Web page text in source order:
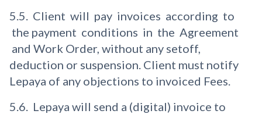
5.5. Client will pay invoices according to
the payment conditions in the Agreement
and Work Order, without any setoff,
deduction or suspension. Client must notify
Lepaya of any objections to invoiced Fees.
5.6. Lepaya will send a (digital) invoice to